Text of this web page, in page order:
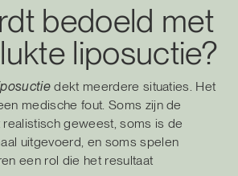
bedoeld met
liposuctie?
dekt meerdere situaties. Het
medische fout. Soms zijn de
geweest, soms is de
uitgevoerd, en soms spelen
een rol die het resultaat